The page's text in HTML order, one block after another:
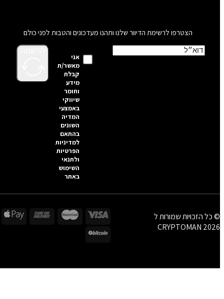
הצטרפו לרשימת הדיוור שלנו ותהנו מעדכונים והטבות לפני כולם
אני
מאשר/ת
קבלת
מידע
וחומר
שיווקי
באמצעי
המדיה
השונים
בהתאם
למדיניות
הפרטיות
ולתנאי
השימוש
באתר
הרשמה
© כל הזכויות שמורות ל
CRYPTOMAN 2026